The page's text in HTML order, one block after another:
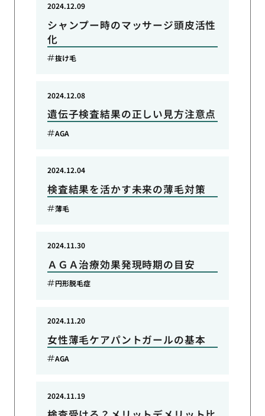
シャンプー時のマッサージ頭皮活性
化
2024.12.09
抜け毛
遺伝子検査結果の正しい見方注意点
2024.12.08
AGA
検査結果を活かす未来の薄毛対策
2024.12.04
薄毛
ＡＧＡ治療効果発現時期の目安
2024.11.30
円形脱毛症
女性薄毛ケアパントガールの基本
2024.11.20
AGA
2024.11.19